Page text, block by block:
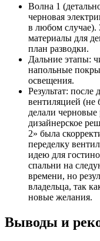
Волна 1
черновая
в любом случае).
материалы для
план разводки.
Дальние этапы:
напольные
освещения.
Результат:
вентиляцией (не
делали черновые
дизайнерское
2» была
переделку
идею для
спальни на
времени, но
владельца, так
новые желания.
Выводы и